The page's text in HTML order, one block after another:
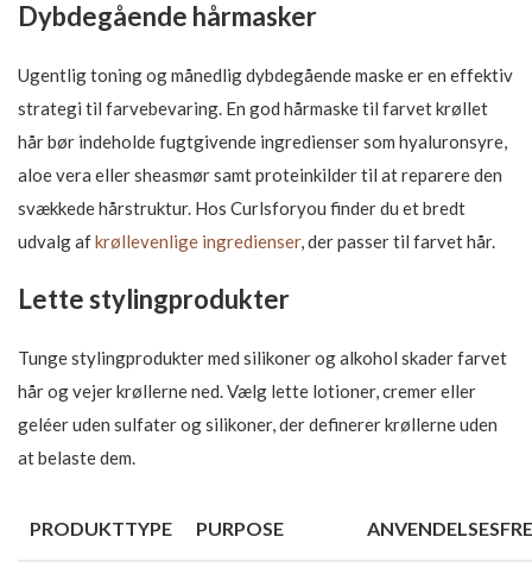
Dybdegående hårmasker
Ugentlig toning og månedlig dybdegående maske er en effektiv
strategi til farvebevaring. En god hårmaske til farvet krøllet
hår bør indeholde fugtgivende ingredienser som hyaluronsyre,
aloe vera eller sheasmør samt proteinkilder til at reparere den
svækkede hårstruktur. Hos Curlsforyou finder du et bredt
udvalg afkrøllevenlige ingredienser, der passer til farvet hår.
Lette stylingprodukter
Tunge stylingprodukter med silikoner og alkohol skader farvet
hår og vejer krøllerne ned. Vælg lette lotioner, cremer eller
geléer uden sulfater og silikoner, der definerer krøllerne uden
at belaste dem.
PRODUKTTYPE PURPOSE